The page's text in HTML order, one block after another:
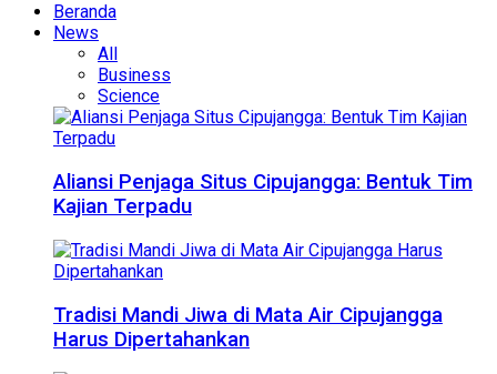
Beranda
News
All
Business
Science
Aliansi Penjaga Situs Cipujangga: Bentuk Tim
Kajian Terpadu
Tradisi Mandi Jiwa di Mata Air Cipujangga
Harus Dipertahankan